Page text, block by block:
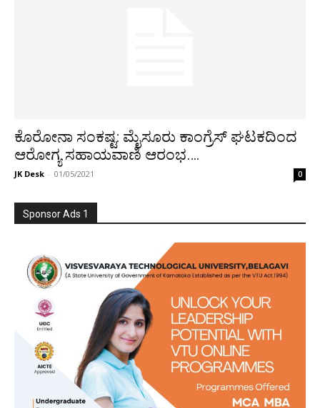
ಕೊರೋನಾ ಸಂಕಷ್ಟ: ಮೈಸೂರು ಕಾಂಗ್ರೆಸ್ ಘಟಕದಿಂದ
ಆರೋಗ್ಯ ಸಹಾಯವಾಣಿ ಆರಂಭ….
JK Desk - 01/05/2021 0
Sponsor Ads 1